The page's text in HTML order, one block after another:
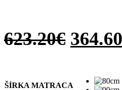
623.20€ 364.60
ŠÍRKA MATRACA